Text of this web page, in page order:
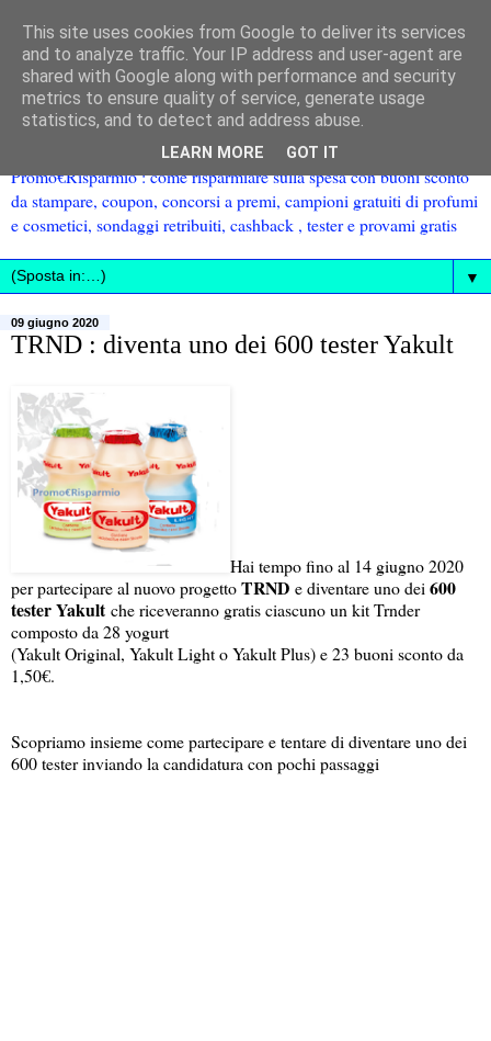
Promo€Risparmio : come risparmiare sulla spesa con buoni sconto
da stampare, coupon, concorsi a premi, campioni gratuiti di profumi
e cosmetici, sondaggi retribuiti, cashback , tester e provami gratis
▼
09 giugno 2020
TRND : diventa uno dei 600 tester Yakult
Hai tempo fino al 14 giugno 2020
per partecipare al nuovo progettoTRND e diventare uno dei 600
tester Yakult che riceveranno gratis ciascuno un kit Trnder
composto da 28 yogurt
(Yakult Original, Yakult Light o Yakult Plus) e 23 buoni sconto da
1,50€.
Scopriamo insieme come partecipare e tentare di diventare uno dei
600 tester inviando la candidatura con pochi passaggi
This site uses cookies from Google to deliver its services
and to analyze traffic. Your IP address and user-agent are
shared with Google along with performance and security
metrics to ensure quality of service, generate usage
statistics, and to detect and address abuse.
LEARN MORE GOT IT